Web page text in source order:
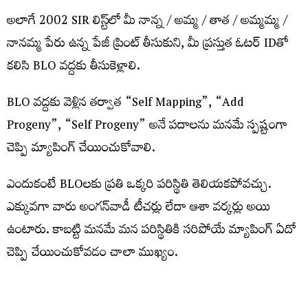
అలాగే 2002 SIR లిస్ట్‌లో మీ నాన్న / అమ్మ / తాత / అమ్మమ్మ /
నానమ్మ పేరు ఉన్న పేజీ ప్రింట్ తీసుకుని, మీ ప్రస్తుత ఓటర్ IDతో
కలిసి BLO వద్దకు తీసుకెళ్లాలి.
BLO వద్దకు వెళ్లిన తర్వాత “Self Mapping”, “Add
Progeny”, “Self Progeny” అనే పదాలను మనమే స్పష్టంగా
చెప్పి మ్యాపింగ్ చేయించుకోవాలి.
ఎందుకంటే BLOలకు ప్రతి ఒక్కరి పరిస్థితి తెలియకపోవచ్చు.
ఎక్కువగా వారు అంగన్‌వాడీ టీచర్లు లేదా ఆశా వర్కర్లు అయి
ఉంటారు. కాబట్టి మనమే మన పరిస్థితికి సరిపోయే మ్యాపింగ్ ఏదో
చెప్పి చేయించుకోవడం చాలా ముఖ్యం.